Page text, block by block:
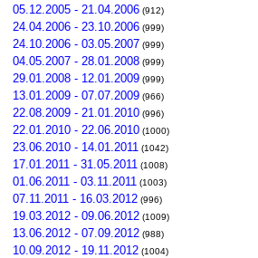
05.12.2005 - 21.04.2006 (912)
24.04.2006 - 23.10.2006 (999)
24.10.2006 - 03.05.2007 (999)
04.05.2007 - 28.01.2008 (999)
29.01.2008 - 12.01.2009 (999)
13.01.2009 - 07.07.2009 (966)
22.08.2009 - 21.01.2010 (996)
22.01.2010 - 22.06.2010 (1000)
23.06.2010 - 14.01.2011 (1042)
17.01.2011 - 31.05.2011 (1008)
01.06.2011 - 03.11.2011 (1003)
07.11.2011 - 16.03.2012 (996)
19.03.2012 - 09.06.2012 (1009)
13.06.2012 - 07.09.2012 (988)
10.09.2012 - 19.11.2012 (1004)